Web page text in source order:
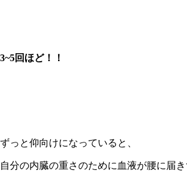
3~5回ほど！！
ずっと仰向けになっていると、
自分の内臓の重さのために血液が腰に届き